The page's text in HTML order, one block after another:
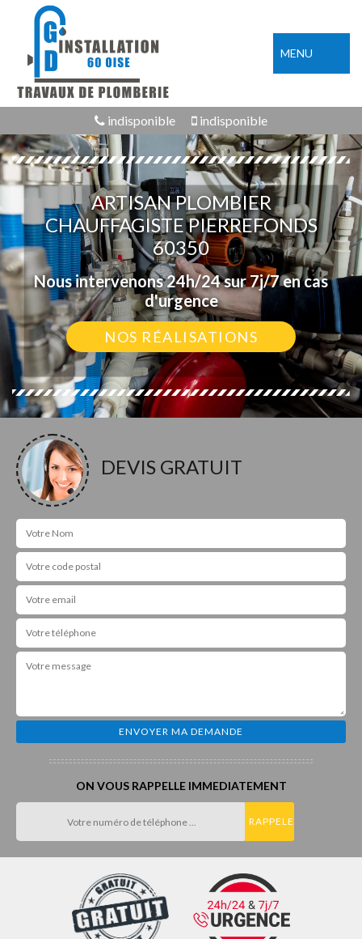
MENU
indisponible indisponible
ARTISAN PLOMBIER
CHAUFFAGISTE PIERREFONDS
60350
Nous intervenons 24h/24 sur 7j/7 en cas
d'urgence
NOS RÉALISATIONS
DEVIS GRATUIT
ON VOUS RAPPELLE IMMEDIATEMENT